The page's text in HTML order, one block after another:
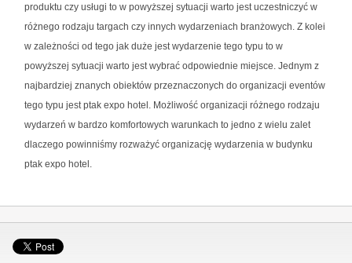
produktu czy usługi to w powyższej sytuacji warto jest uczestniczyć w
różnego rodzaju targach czy innych wydarzeniach branżowych. Z kolei
w zależności od tego jak duże jest wydarzenie tego typu to w
powyższej sytuacji warto jest wybrać odpowiednie miejsce. Jednym z
najbardziej znanych obiektów przeznaczonych do organizacji eventów
tego typu jest ptak expo hotel. Możliwość organizacji różnego rodzaju
wydarzeń w bardzo komfortowych warunkach to jedno z wielu zalet
dlaczego powinniśmy rozważyć organizację wydarzenia w budynku
ptak expo hotel.